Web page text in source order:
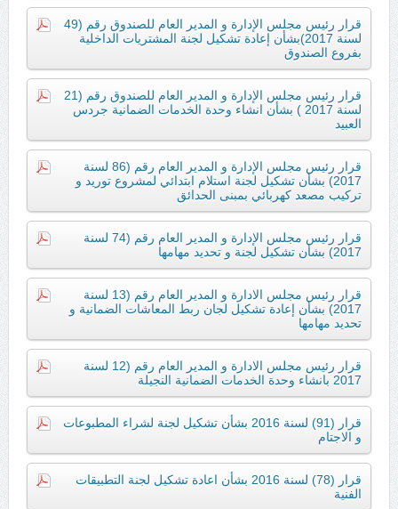
قرار رئيس مجلس الإدارة و المدير العام للصندوق رقم (49
لسنة 2017)بشأن إعادة تشكيل لجنة المشتريات الداخلية
بفروع الصندوق
قرار رئيس مجلس الإدارة و المدير العام للصندوق رقم (21
لسنة 2017 ) بشأن انشاء وحدة الخدمات الضمانية جردس
العبيد
قرار رئيس مجلس الإدارة و المدير العام رقم (86 لسنة
2017) بشأن تشكيل لجنة استلام ابتدائي لمشروع توريد و
تركيب مصعد كهربائي بمبنى الحدائق
قرار رئيس مجلس الإدارة و المدير العام رقم (74 لسنة
2017) بشأن تشكيل لجنة و تحديد مهامها
قرار رئيس مجلس الادارة و المدير العام رقم (13 لسنة
2017) بشأن إعادة تشكيل لجان ربط المعاشات الضمانية و
تحديد مهامها
قرار رئيس مجلس الادارة و المدير العام رقم (12 لسنة
2017 بانشاء وحدة الخدمات الضمانية النجيلة
قرار (91) لسنة 2016 بشأن تشكيل لجنة لشراء المطبوعات
و الاجتام
قرار (78) لسنة 2016 بشأن اعادة تشكيل لجنة التطبيقات
الفنية